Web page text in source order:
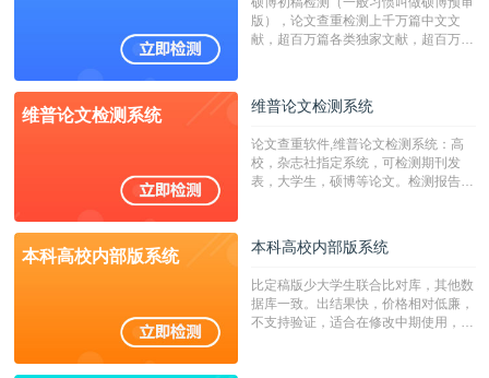
版），论文查重检测上千万篇中文文
献，超百万篇各类独家文献，超百万港
校用来检测硕博论文的系统，检测范围
广，数据来源真实，检测算法合理!本
字符数30万）
维普论文检测系统 维普论文检测系统
论文查重软件,维普论文检测系统：高
校，杂志社指定系统，可检测期刊发
表，大学生，硕博等论文。检测报告支
本科高校内部版系统 本科高校内部版系统
比定稿版少大学生联合比对库，其他数
据库一致。出结果快，价格相对低廉，
不支持验证，适合在修改中期使用，定